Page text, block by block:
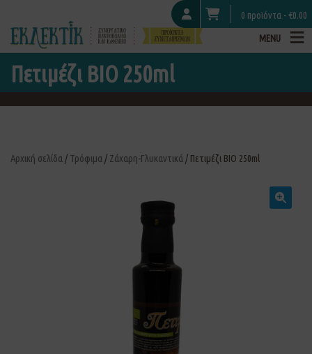
0 προϊόντα - €0.00
MENU
Πετιμέζι ΒΙΟ 250ml
Αρχική σελίδα / Τρόφιμα / Ζάχαρη-Γλυκαντικά / Πετιμέζι ΒΙΟ 250ml